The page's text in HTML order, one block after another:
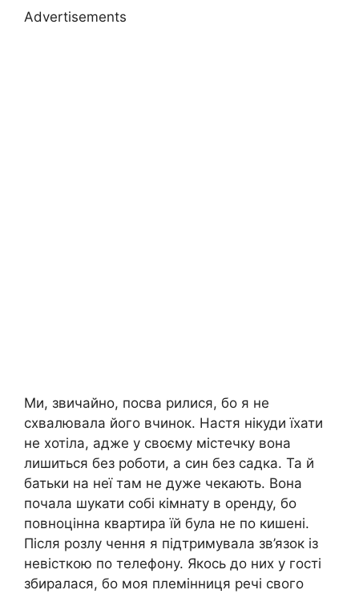
Advertisements
Ми, звичайно, посва рилися, бо я не
схвалювала його вчинок. Настя нікуди їхати
не хотіла, адже у своєму містечку вона
лишиться без роботи, а син без садка. Та й
батьки на неї там не дуже чекають. Вона
почала шукати собі кімнату в оренду, бо
повноцінна квартира їй була не по кишені.
Після розлу чення я підтримувала зв’язок із
невісткою по телефону. Якось до них у гості
збиралася, бо моя племінниця речі свого